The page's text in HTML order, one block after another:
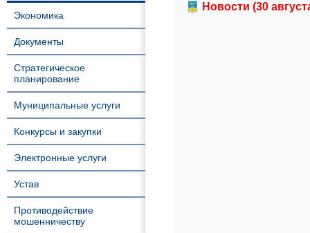
Экономика
Документы
Стратегическое
планирование
Муниципальные услуги
Конкурсы и закупки
Электронные услуги
Устав
Противодействие
мошенничеству
Новости (30